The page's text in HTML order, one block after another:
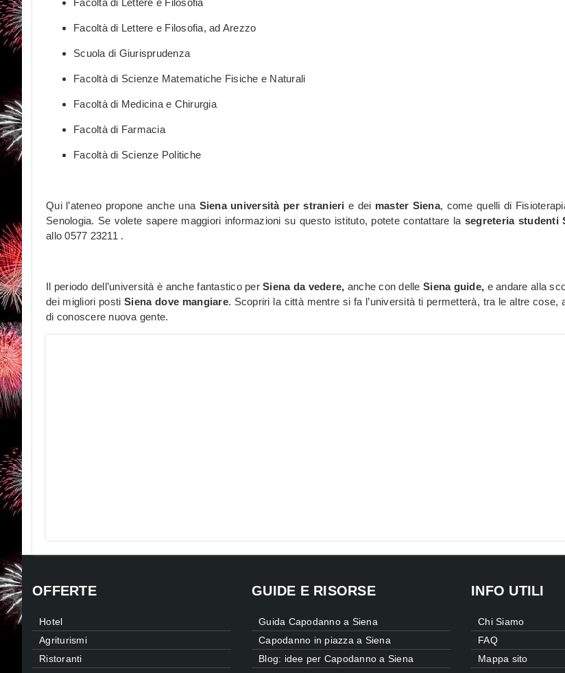
Facoltà di Lettere e Filosofia
Facoltà di Lettere e Filosofia, ad Arezzo
Scuola di Giurisprudenza
Facoltà di Scienze Matematiche Fisiche e Naturali
Facoltà di Medicina e Chirurgia
Facoltà di Farmacia
Facoltà di Scienze Politiche
Qui l’ateneo propone anche una Siena università per stranieri e dei master Siena, come quelli di
Senologia. Se volete sapere maggiori informazioni su questo istituto, potete contattare la segreteria studenti
allo 0577 23211 .
Il periodo dell’università è anche fantastico perSiena da vedere, anche con delleSiena guide, e andare alla
dei migliori postiSiena dove mangiare. Scopriri la città mentre si fa l’università ti permetterà, tra le altre cose,
di conoscere nuova gente.
OFFERTE
Hotel
Agriturismi
Ristoranti
GUIDE E RISORSE
Guida Capodanno a Siena
Capodanno in piazza a Siena
Blog: idee per Capodanno a Siena
INFO UTILI
Chi Siamo
FAQ
Mappa sito